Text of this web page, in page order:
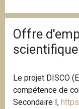
r
e
a
r
u
m
b
Offre
scientifique
Le projet DISCO
compétence de
Secondaire I,